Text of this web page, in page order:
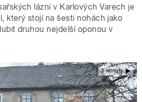
lázní v Karlových Varech je
který stojí na šesti nohách jako
druhou nejdelší oponou v
3 minuty